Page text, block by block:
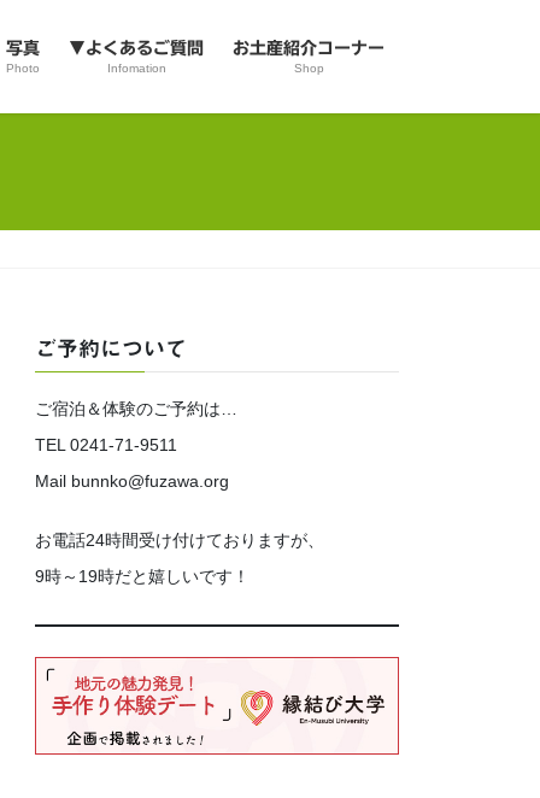
写真
Photo
▼よくあるご質問
Infomation
お土産紹介コーナー
Shop
ご予約について
ご宿泊＆体験のご予約は…
TEL 0241-71-9511
Mail bunnko@fuzawa.org
お電話24時間受け付けておりますが、
9時～19時だと嬉しいです！